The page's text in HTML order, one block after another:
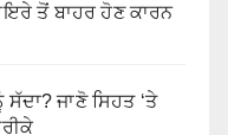
ਤੋਂ ਬਾਹਰ ਹੋਣ ਕਾਰਨ
ਜਾਣੋ ਸਿਹਤ ‘ਤੇ